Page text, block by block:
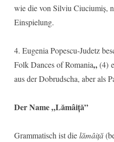
wie die von Silviu Ciuciumiș,
Einspielung.
4. Eugenia Popescu-Judetz
Folk Dances of Romania„(4)
aus der Dobrudscha, aber als
Der Name „Lămâiță”
Grammatisch ist dielămâiță